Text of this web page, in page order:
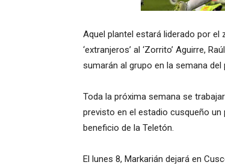
Aquel plantel estará liderado por
‘extranjeros’ al ‘Zorrito’ Aguirre,
sumarán al grupo en la semana del
Toda la próxima semana se
previsto en el estadio cusqueño un
beneficio de la Teletón.
El lunes 8, Markarián dejará en